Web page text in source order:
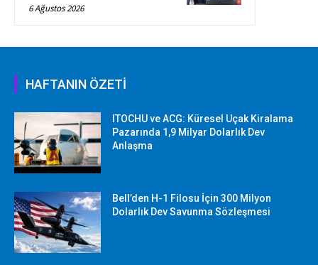
6 Ağustos 2026
HAFTANIN ÖZETİ
ITOCHU ve ACG: Küresel Uçak Kiralama
Pazarında 1,9 Milyar Dolarlık Dev
Anlaşma
Bell’den H-1 Filosu İçin 300 Milyon
Dolarlık Dev Savunma Sözleşmesi